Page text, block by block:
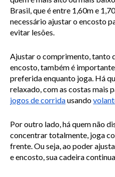
Brasil, que é entre 1,60m e
necessário ajustar o encosto
evitar lesões.
Ajustar o comprimento, tanto
encosto, também é
preferida enquanto joga. Há
relaxado, com as costas mais
jogos de corridausando
Por outro lado, há quem não
concentrar totalmente, joga
frente. Ou seja, ao poder
e encosto, sua cadeira